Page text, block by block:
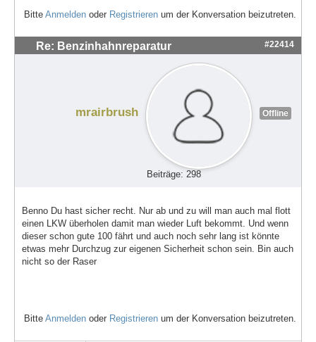
Bitte Anmelden oder Registrieren um der Konversation beizutreten.
Re: Benzinhahnreparatur #22414
mrairbrush Offline
Beiträge: 298
Benno Du hast sicher recht. Nur ab und zu will man auch mal flott
einen LKW überholen damit man wieder Luft bekommt. Und wenn
dieser schon gute 100 fährt und auch noch sehr lang ist könnte
etwas mehr Durchzug zur eigenen Sicherheit schon sein. Bin auch
nicht so der Raser
Bitte Anmelden oder Registrieren um der Konversation beizutreten.